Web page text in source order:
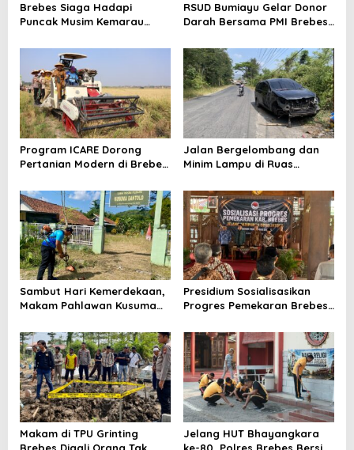
Brebes Siaga Hadapi
Puncak Musim Kemarau
Kesiapsiagaan Bencana dan
Karhutla
RSUD Bumiayu Gelar Donor
Darah Bersama PMI Brebes
Indonesia
Program ICARE Dorong
Pertanian Modern di Brebes,
Tembus 10,2 Ton per Hektare
Jalan Bergelombang dan
Minim Lampu di Ruas
Telan Korban, Innova
Hantam Pohon di
Bantarkawung
Sambut Hari Kemerdekaan,
Makam Pahlawan Kusuma
Dibersihkan
Presidium Sosialisasikan
Progres Pemekaran Brebes
Pansus DPRD Jateng Jadi
Tahap Berikutnya
Makam di TPU Grinting
Jelang HUT Bhayangkara